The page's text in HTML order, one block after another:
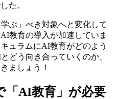
た。
ぶ」べき対象へと変化して
教育の導入が加速していま
ュラムにAI教育がどのよう
どう向き合っていくのか、
ましょう！
「AI教育」が必要